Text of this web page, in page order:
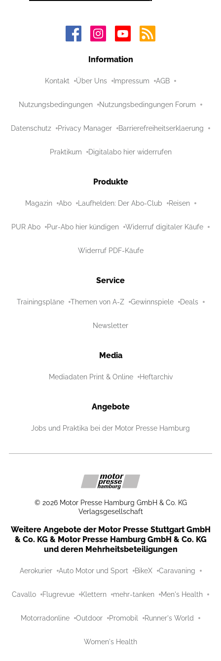
Information
Kontakt Über Uns Impressum AGB
Nutzungsbedingungen Nutzungsbedingungen Forum
Datenschutz Privacy Manager Barrierefreiheitserklaerung
Praktikum Digitalabo hier widerrufen
Produkte
Magazin Abo Laufhelden: Der Abo-Club Reisen
PUR Abo Pur-Abo hier kündigen Widerruf digitaler Käufe
Widerruf PDF-Käufe
Service
Trainingspläne Themen von A-Z Gewinnspiele Deals
Newsletter
Media
Mediadaten Print & Online Heftarchiv
Angebote
Jobs und Praktika bei der Motor Presse Hamburg
© 2026 Motor Presse Hamburg GmbH & Co. KG
Verlagsgesellschaft
Weitere Angebote der Motor Presse Stuttgart GmbH
& Co. KG & Motor Presse Hamburg GmbH & Co. KG
und deren Mehrheitsbeteiligungen
Aerokurier Auto Motor und Sport BikeX Caravaning
Cavallo Flugrevue Klettern mehr-tanken Men's Health
Motorradonline Outdoor Promobil Runner's World
Women's Health